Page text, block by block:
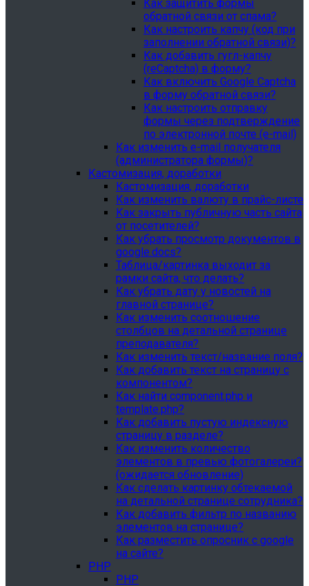
Как защитить формы
обратной связи от спама?
Как настроить капчу (код при
заполнении обратной связи)?
Как добавить гугл-капчу
(reCaptcha) в форму?
Как включить Google Captcha
в форму обратной связи?
Как настроить отправку
формы через подтверждение
по электронной почте (e-mail)
Как изменить e-mail получателя
(администратора формы)?
Кастомизация, доработки
Кастомизация, доработки
Как изменить валюту в прайс-листе
Как закрыть публичную часть сайта
от посетителей?
Как убрать просмотр документов в
google.docs?
Таблица/картинка выходит за
рамки сайта, что делать?
Как убрать дату у новостей на
главной странице?
Как изменить соотношение
столбцов на детальной странице
преподавателя?
Как изменить текст/название поля?
Как добавить текст на страницу с
компонентом?
Как найти component.php и
template.php?
Как добавить пустую индексную
страницу в разделе?
Как изменить количество
элементов в превью фотогалереи?
(ожидается обновление)
Как сделать картинку обтекаемой
на детальной странице сотрудника?
Как добавить фильтр по названию
элементов на странице?
Как разместить опросник с google
на сайте?
PHP
PHP